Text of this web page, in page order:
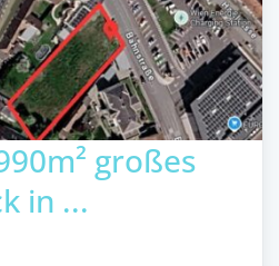
großes
in ...